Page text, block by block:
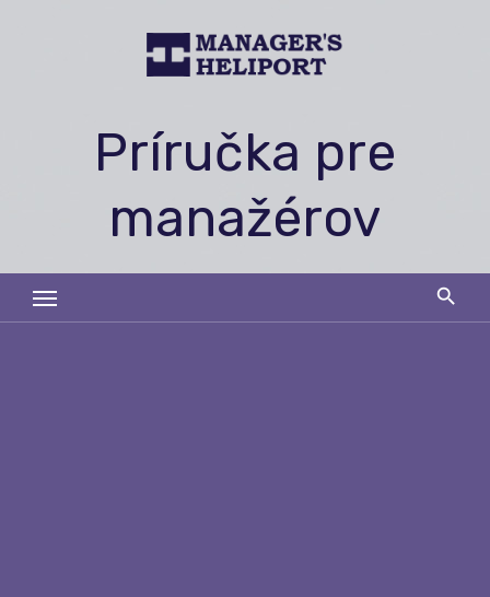
Príručka pre
manažérov